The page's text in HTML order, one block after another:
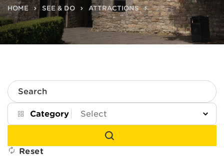
HOME SEE & DO ATTRACTIONS
Search
Category
Reset